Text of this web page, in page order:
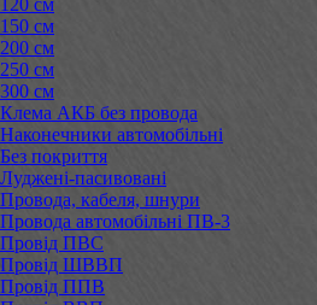
150 см
200 см
250 см
300 см
Клема АКБ без провода
Наконечники автомобільні
Без покриття
Луджені-пасивовані
Провода, кабеля, шнури
Провода автомобільні ПВ-3
Провід ПВС
Провід ШВВП
Провід ППВ